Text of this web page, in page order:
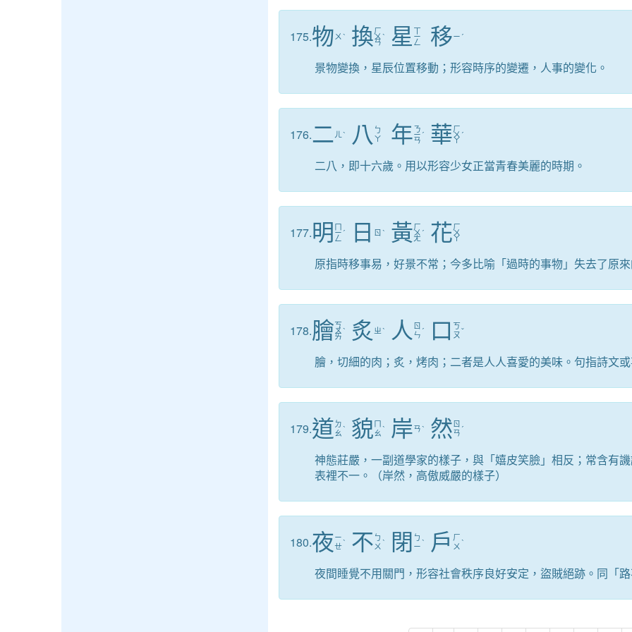
175.物 ㄨ ˋ 換ㄏ
ㄨ
ㄢ
ˋ 星 ㄒ
ㄧ
ㄥ 移ㄧ ˊ
景物變換，星辰位置移動；形容時序的變遷，人事的變化。
176.二 ㄦ ˋ 八 ㄅ
ㄚ
年ㄋ
ㄧ
ㄢ
ˊ 華ㄏ
ㄨ
ㄚ
ˊ
二八，即十六歲。用以形容少女正當青春美麗的時期。
177.明 ㄇ
ㄧ
ㄥ
ˊ 日 ㄖ ˋ 黃ㄏ
ㄨ
ㄤ
ˊ 花ㄏ
ㄨ
ㄚ
原指時移事易，好景不常；今多比喻「過時的事物」失去了原
178.膾ㄎ
ㄨ
ㄞ
ˋ 炙 ㄓˋ 人 ㄖ
ㄣ ˊ 口 ㄎ
ㄡˇ
膾，切細的肉；炙，烤肉；二者是人人喜愛的美味。句指詩文
179.道 ㄉ
ㄠˋ 貌 ㄇ
ㄠˋ 岸ㄢˋ 然 ㄖ
ㄢ ˊ
神態莊嚴，一副道學家的樣子，與「嬉皮笑臉」相反；常含有
表裡不一。（岸然，高傲威嚴的樣子）
180.夜ㄧ
ㄝˋ 不 ㄅ
ㄨ ˋ 閉 ㄅ
ㄧˋ 戶 ㄏ
ㄨ ˋ
夜間睡覺不用關門，形容社會秩序良好安定，盜賊絕跡。同「